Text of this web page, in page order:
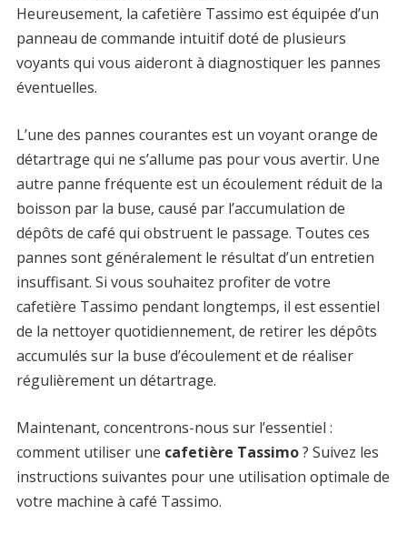
Heureusement, la cafetière Tassimo est équipée d’un
panneau de commande intuitif doté de plusieurs
voyants qui vous aideront à diagnostiquer les pannes
éventuelles.
L’une des pannes courantes est un voyant orange de
détartrage qui ne s’allume pas pour vous avertir. Une
autre panne fréquente est un écoulement réduit de la
boisson par la buse, causé par l’accumulation de
dépôts de café qui obstruent le passage. Toutes ces
pannes sont généralement le résultat d’un entretien
insuffisant. Si vous souhaitez profiter de votre
cafetière Tassimo pendant longtemps, il est essentiel
de la nettoyer quotidiennement, de retirer les dépôts
accumulés sur la buse d’écoulement et de réaliser
régulièrement un détartrage.
Maintenant, concentrons-nous sur l’essentiel :
comment utiliser une cafetière Tassimo? Suivez les
instructions suivantes pour une utilisation optimale de
votre machine à café Tassimo.